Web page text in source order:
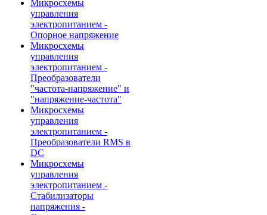
Микросхемы
управления
электропитанием -
Опорное напряжение
Микросхемы
управления
электропитанием -
Преобразователи
"частота-напряжение" и
"напряжение-частота"
Микросхемы
управления
электропитанием -
Преобразователи RMS в
DC
Микросхемы
управления
электропитанием -
Стабилизаторы
напряжения -